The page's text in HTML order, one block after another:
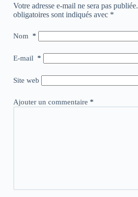
Votre adresse e-mail ne sera pas publiée.
obligatoires sont indiqués avec *
Nom *
E-mail *
Site web
Ajouter un commentaire *